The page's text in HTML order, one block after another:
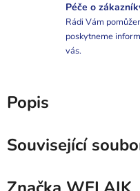
Péče o
Rádi Vám
poskytneme
vás.
Popis
Související